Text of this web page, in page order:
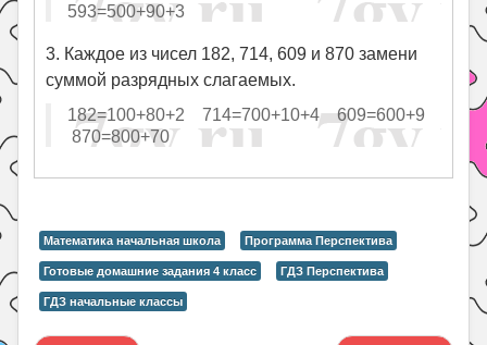
593=500+90+3
3. Каждое из чисел 182, 714, 609 и 870 замени
суммой разрядных слагаемых.
182=100+80+2 714=700+10+4 609=600+9
870=800+70
Математика начальная школа Программа Перспектива
Готовые домашние задания 4 класс ГДЗ Перспектива
ГДЗ начальные классы